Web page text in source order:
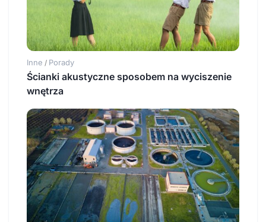
Inne / Porady
Ścianki akustyczne sposobem na wyciszenie
wnętrza